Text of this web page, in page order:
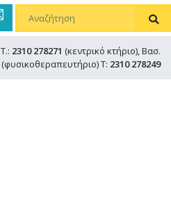
2310 278271 (κεντρικό κτήριο), Βασ.
Τ: 2310 278249